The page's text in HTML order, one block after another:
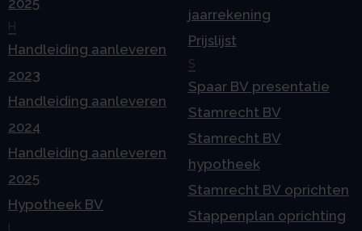
H
Handleiding aanleveren
2023
Handleiding aanleveren
2024
Handleiding aanleveren
2025
Hypotheek BV
jaarrekening
Prijslijst
S
Spaar BV presentatie
Stamrecht BV
Stamrecht BV
hypotheek
Stamrecht BV oprichten
Stappenplan oprichting